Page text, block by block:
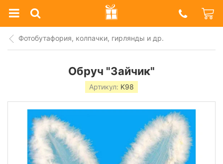
Prazdnik
Shop
Фотобутафория, колпачки, гирлянды и др.
Обруч "Зайчик"
Артикул: K98